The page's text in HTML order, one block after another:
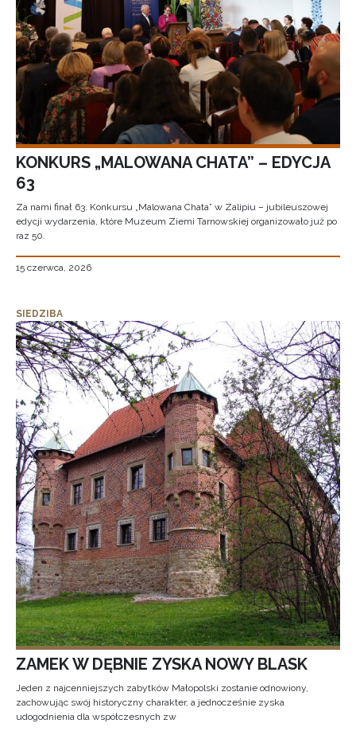
KONKURS „MALOWANA CHATA” – EDYCJA
63
Za nami finał 63. Konkursu „Malowana Chata” w Zalipiu – jubileuszowej
edycji wydarzenia, które Muzeum Ziemi Tarnowskiej organizowało już po
raz 50.
15 czerwca, 2026
SIEDZIBA
ZAMEK W DĘBNIE ZYSKA NOWY BLASK
Jeden z najcenniejszych zabytków Małopolski zostanie odnowiony,
zachowując swój historyczny charakter, a jednocześnie zyska
udogodnienia dla współczesnych zw